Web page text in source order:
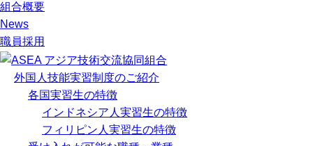
組合概要
News
職員採用
外国人技能実習制度のご紹介
各国実習生の特徴
インドネシア人実習生の特徴
フィリピン人実習生の特徴